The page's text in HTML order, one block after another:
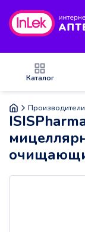
Каталог
Производители